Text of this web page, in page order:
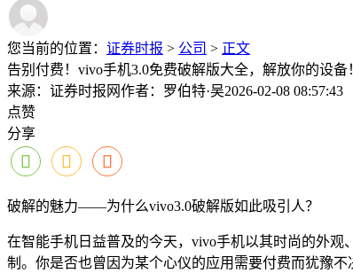
您当前的位置： 证券时报 > 公司 > 正文
告别付费！vivo手机3.0免费破解版大全，解放你的设备
来源：证券时报网作者：罗伯特·吴2026-02-08 08:57:43
点赞
分享
破解的魅力——为什么vivo3.0破解版如此吸引人？
在智能手机日益普及的今天，vivo手机以其时尚的外
制。你是否也曾因为某个心仪的应用需要付费而犹豫